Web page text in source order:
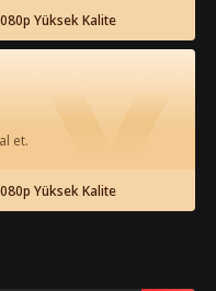
Tam
Yüksek Kalite
et.
Yüksek Kalite